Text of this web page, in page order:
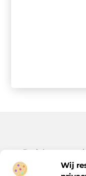
Wij
Bericht categorie